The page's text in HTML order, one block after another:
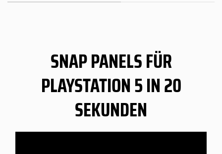
SNAP PANELS FÜR
PLAYSTATION 5 IN 20
SEKUNDEN